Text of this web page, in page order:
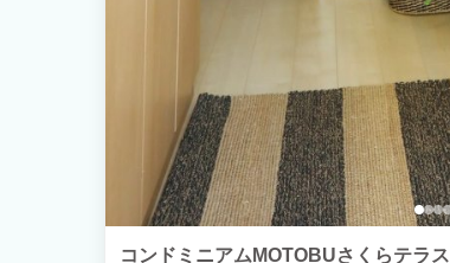
コンドミニアムMOTOBUさくらテラス